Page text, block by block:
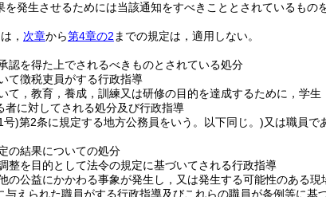
発生させるためには当該通知をすべきこととされているもの
， 次章から第4章の2 までの規定は，適用しない。
認を得た上でされるべきものとされている処分
て徴税吏員がする行政指導
て，教育，養成，訓練又は研修の目的を達成するために，学
に対してされる処分及び行政指導
号)第2条に規定する地方公務員をいう。以下同じ。)又は職員で
の結果についての処分
整を目的として法令の規定に基づいてされる行政指導
の公益にかかわる事象が発生し，又は発生する可能性のある
えられた職員がする行政指導及びこれらの職員が条例等に基